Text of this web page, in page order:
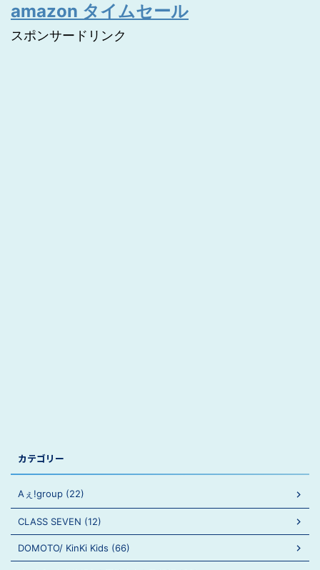
amazon タイムセール
スポンサードリンク
カテゴリー
Aぇ!group (22)
CLASS SEVEN (12)
DOMOTO/ KinKi Kids (66)